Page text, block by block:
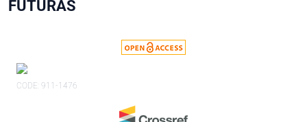
FUTURAS
CODE: 911-1476